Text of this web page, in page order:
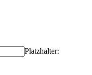
Platzhalter: